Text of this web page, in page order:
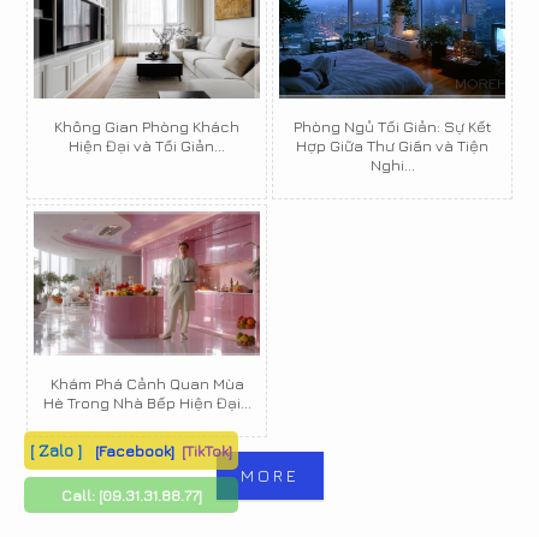
Không Gian Phòng Khách
Hiện Đại và Tối Giản...
Phòng Ngủ Tối Giản: Sự Kết
Hợp Giữa Thư Giãn và Tiện
Nghi...
Khám Phá Cảnh Quan Mùa
Hè Trong Nhà Bếp Hiện Đại...
MORE
[ Zalo ] [Facebook] [TikTok]
Call: [09.31.31.88.77]